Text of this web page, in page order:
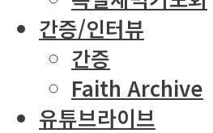
간증/인터뷰
간증
Faith Archive
유튜브라이브